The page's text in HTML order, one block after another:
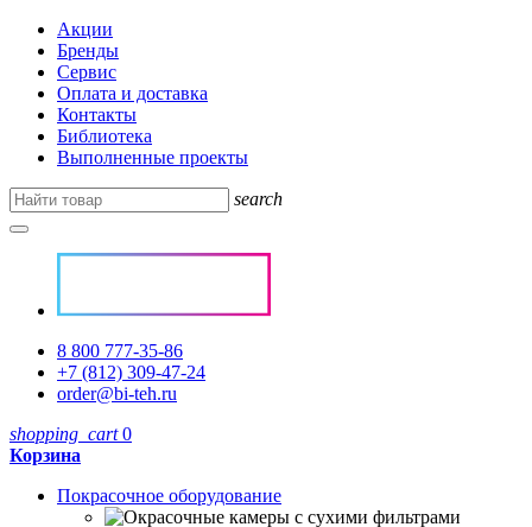
Акции
Бренды
Сервис
Оплата и доставка
Контакты
Библиотека
Выполненные проекты
search
8 800 777-35-86
+7 (812) 309-47-24
order@bi-teh.ru
shopping_cart 0
Корзина
Покрасочное оборудование